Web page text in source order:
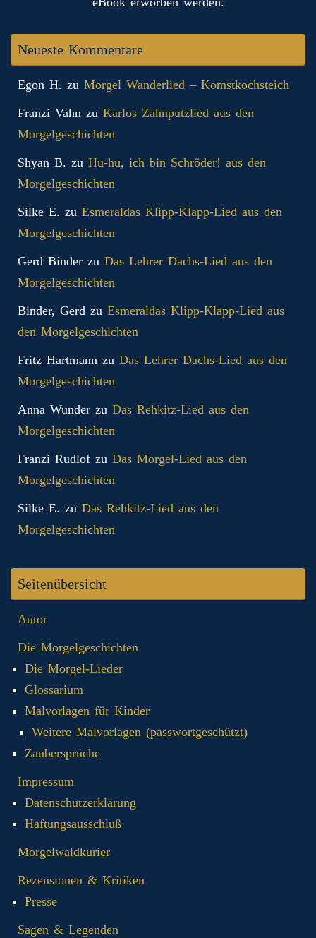
Neueste Kommentare
Egon H. zu Morgel Wanderlied – Komstkochsteich
Franzi Vahn zu Karlos Zahnputzlied aus den
Morgelgeschichten
Shyan B. zu Hu-hu, ich bin Schröder! aus den
Morgelgeschichten
Silke E. zu Esmeraldas Klipp‑Klapp‑Lied aus den
Morgelgeschichten
Gerd Binder zu Das Lehrer Dachs-Lied aus den
Morgelgeschichten
Binder, Gerd zu Esmeraldas Klipp‑Klapp‑Lied aus
den Morgelgeschichten
Fritz Hartmann zu Das Lehrer Dachs-Lied aus den
Morgelgeschichten
Anna Wunder zu Das Rehkitz-Lied aus den
Morgelgeschichten
Franzi Rudlof zu Das Morgel-Lied aus den
Morgelgeschichten
Silke E. zu Das Rehkitz-Lied aus den
Morgelgeschichten
Seitenübersicht
Autor
Die Morgelgeschichten
Die Morgel-Lieder
Glossarium
Malvorlagen für Kinder
Weitere Malvorlagen (passwortgeschützt)
Zaubersprüche
Impressum
Datenschutzerklärung
Haftungsausschluß
Morgelwaldkurier
Rezensionen & Kritiken
Presse
Sagen & Legenden